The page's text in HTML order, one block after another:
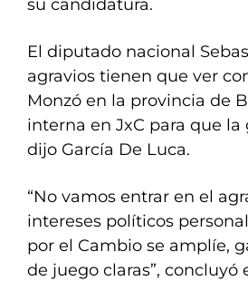
su candidatura.
El diputado nacional
agravios tienen que ver
Monzó en la provincia de
interna en JxC para que
dijo García De Luca.
“No vamos entrar en el
intereses políticos
por el Cambio se amplíe,
de juego claras”, concluyó